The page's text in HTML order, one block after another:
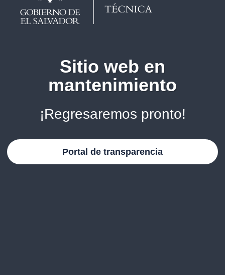
Sitio web en
mantenimiento
¡Regresaremos pronto!
Portal de transparencia